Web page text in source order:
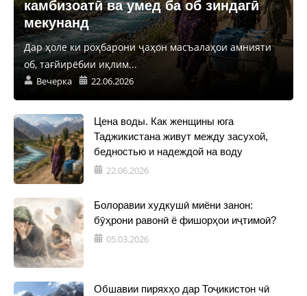
камбизоатӣ ва умед ба об зиндагӣ
мекунанд
Дар ҳоле ки роҳбарони ҷаҳон масъалаҳои амнияти
об, тағйирёбии иқлим...
Вечерка 22.06.2026
Цена воды. Как женщины юга
Таджикистана живут между засухой,
бедностью и надеждой на воду
22.06.2026
Болоравии худкушӣ миёни занон:
бӯҳрони равонӣ ё фишорҳои иҷтимоӣ?
05.03.2026
Обшавии пиряхҳо дар Тоҷикистон чӣ